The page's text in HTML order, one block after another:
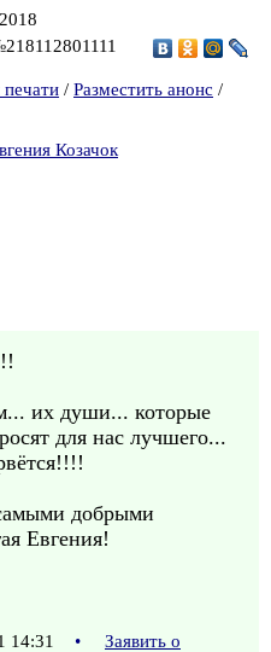
/ Разместить анонс /
Козачок
их души... которые
для нас лучшего...
добрыми
Евгения!
14:31 •
Заявить о